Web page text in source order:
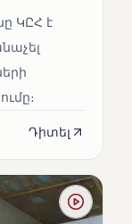
ԿԸՀ է
Դիտել